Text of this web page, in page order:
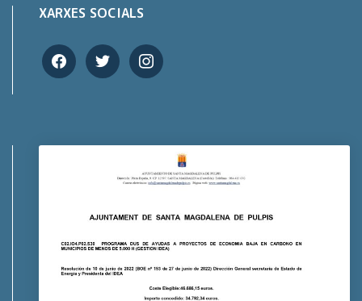
XARXES SOCIALS
facebooktwitter instagram